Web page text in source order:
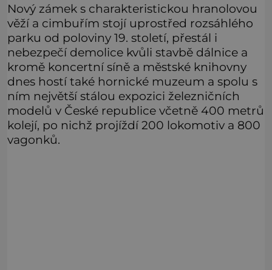
Nový zámek s charakteristickou hranolovou
věží a cimbuřím stojí uprostřed rozsáhlého
parku od poloviny 19. století, přestál i
nebezpečí demolice kvůli stavbě dálnice a
kromě koncertní síně a městské knihovny
dnes hostí také hornické muzeum a spolu s
ním největší stálou expozici železničních
modelů v České republice včetně 400 metrů
kolejí, po nichž projíždí 200 lokomotiv a 800
vagonků.